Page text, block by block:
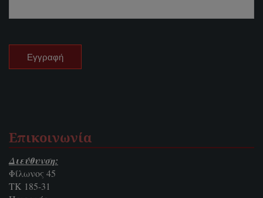
Επικοινωνία
Διεύθυνση:
Φίλωνος 45
ΤΚ 185-31